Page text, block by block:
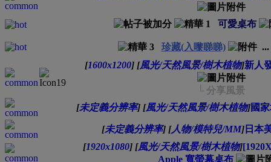
可愛桌布
珍藏(入嚟睇睇)
...
[1600x1200] [風光/天然風景/樹木植物]新人
└ 分享風景
[未定義分辨率] [風光/天然風景/樹木植物]國
[未定義分辨率] [人物/模特兒/MM]日本
[1920x1080] [風光/天然風景/樹木植物]
Apple 寬螢幕桌布